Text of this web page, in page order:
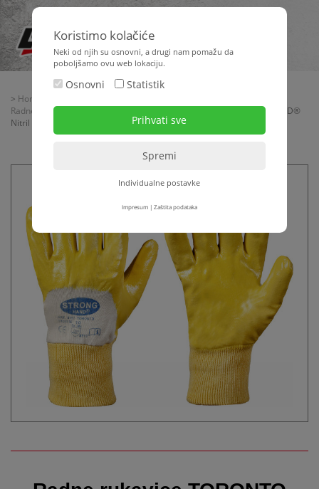
> Home
Radne rukavice za montažu
> Radne rukavice TORONTO STRONGHAND®
Nitril
Koristimo kolačiće
Neki od njih su osnovni, a drugi nam pomažu da
poboljšamo ovu web lokaciju.
Osnovni Statistik
Individualne postavke
Impresum| Zaštita podataka